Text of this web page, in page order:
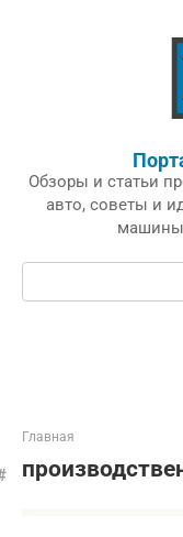
Обзоры и статьи
авто, советы и
машины
Поиск:
Главная